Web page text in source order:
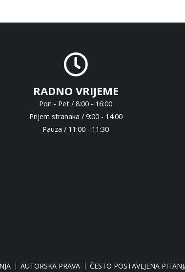
RADNO VRIJEME
Pon - Pet / 8:00 - 16:00
Prijem stranaka / 9:00 - 14:00
Pauza / 11:00 - 11:30
AUTORSKA PRAVA ČESTO POSTAVLJENA